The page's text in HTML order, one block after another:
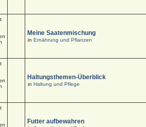
Meine Saatenmischung
in Ernährung und Pflanzen
Haltungsthemen-Überblick
in Haltung und Pflege
Futter aufbewahren